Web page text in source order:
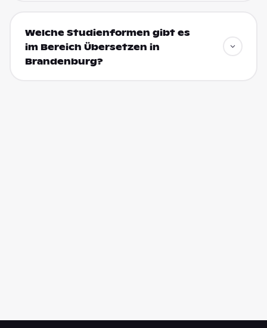
Welche Studienformen gibt es
im Bereich Übersetzen in
Brandenburg?